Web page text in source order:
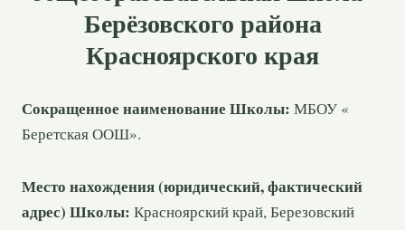
Берёзовского района
Красноярского края
Сокращенное наименование Школы: МБОУ «
Беретская ООШ».
Место нахождения (юридический, фактический
адрес) Школы: Красноярский край, Березовский